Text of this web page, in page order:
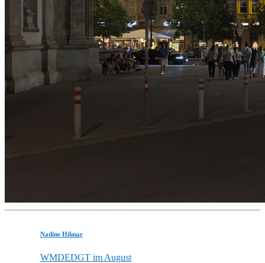
Nadine Hilmar
WMDEDGT im August